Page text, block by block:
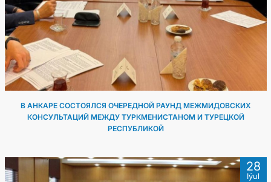
В АНКАРЕ СОСТОЯЛСЯ ОЧЕРЕДНОЙ РАУНД МЕЖМИДОВСКИХ
КОНСУЛЬТАЦИЙ МЕЖДУ ТУРКМЕНИСТАНОМ И ТУРЕЦКОЙ
РЕСПУБЛИКОЙ
28
Iýul